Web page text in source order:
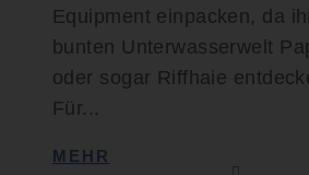
Equipment einpacken, da
bunten Unterwasserwelt
oder sogar Riffhaie
Für...
MEHR